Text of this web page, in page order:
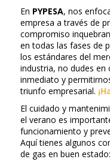
En PYPESA, nos
empresa a través de
compromiso
en todas las fases de
los estándares del
industria, no dudes
inmediato y
triunfo empresarial.
El cuidado y
el verano es
funcionamiento y
Aquí tienes algunos
de gas en buen estado: